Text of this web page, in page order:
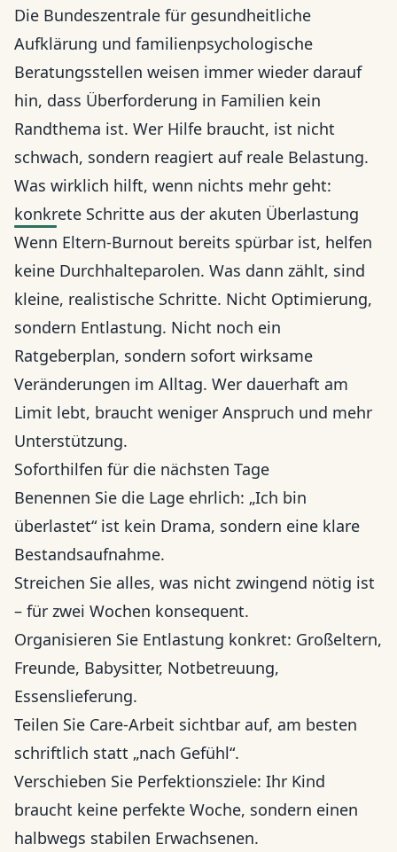
Die Bundeszentrale für gesundheitliche
Aufklärung und familienpsychologische
Beratungsstellen weisen immer wieder darauf
hin, dass Überforderung in Familien kein
Randthema ist. Wer Hilfe braucht, ist nicht
schwach, sondern reagiert auf reale Belastung.
Was wirklich hilft, wenn nichts mehr geht:
konkrete Schritte aus der akuten Überlastung
Wenn Eltern-Burnout bereits spürbar ist, helfen
keine Durchhalteparolen. Was dann zählt, sind
kleine, realistische Schritte. Nicht Optimierung,
sondern Entlastung. Nicht noch ein
Ratgeberplan, sondern sofort wirksame
Veränderungen im Alltag. Wer dauerhaft am
Limit lebt, braucht weniger Anspruch und mehr
Unterstützung.
Soforthilfen für die nächsten Tage
Benennen Sie die Lage ehrlich: „Ich bin
überlastet“ ist kein Drama, sondern eine klare
Bestandsaufnahme.
Streichen Sie alles, was nicht zwingend nötig ist
– für zwei Wochen konsequent.
Organisieren Sie Entlastung konkret: Großeltern,
Freunde, Babysitter, Notbetreuung,
Essenslieferung.
Teilen Sie Care-Arbeit sichtbar auf, am besten
schriftlich statt „nach Gefühl“.
Verschieben Sie Perfektionsziele: Ihr Kind
braucht keine perfekte Woche, sondern einen
halbwegs stabilen Erwachsenen.